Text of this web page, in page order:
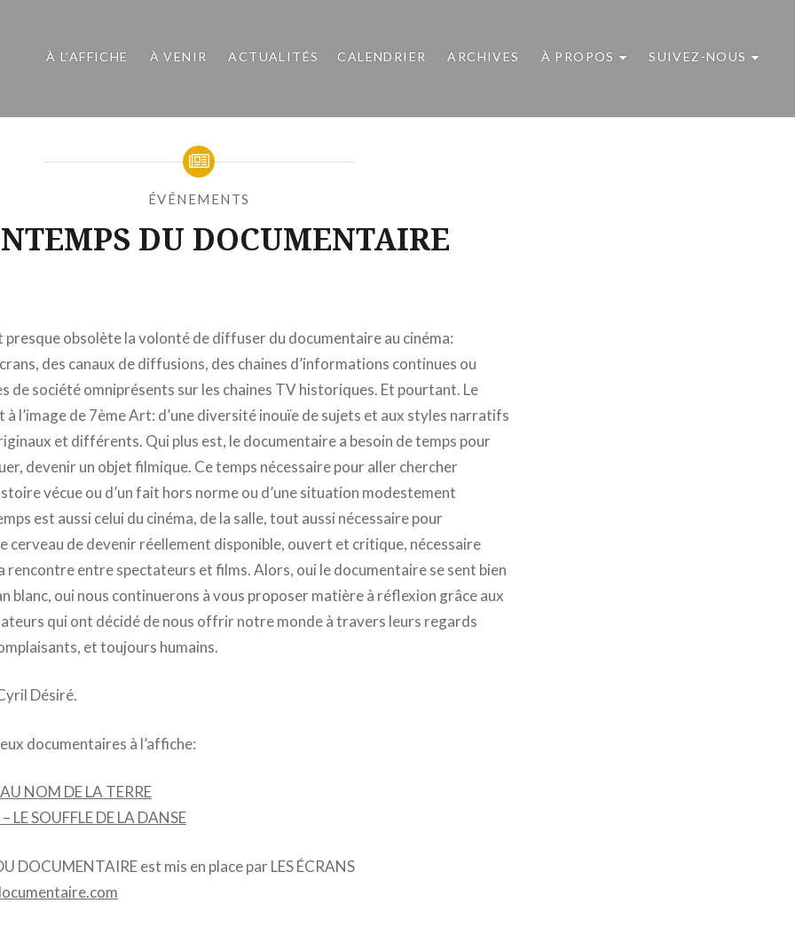
À L’AFFICHE À VENIR ACTUALITÉS CALENDRIER ARCHIVES À PROPOS SUIVEZ-NOUS
ÉVÉNEMENTS
DU DOCUMENTAIRE
MOÏSE
AVRIL
presque obsolète la volonté de diffuser du documentaire au cinéma:
des canaux de diffusions, des chaines d’informations continues ou
de société omniprésents sur les chaines TV historiques. Et pourtant. Le
l’image de 7ème Art: d’une diversité inouïe de sujets et aux styles narratifs
et différents. Qui plus est, le documentaire a besoin de temps pour
devenir un objet filmique. Ce temps nécessaire pour aller chercher
vécue ou d’un fait hors norme ou d’une situation modestement
est aussi celui du cinéma, de la salle, tout aussi nécessaire pour
cerveau de devenir réellement disponible, ouvert et critique, nécessaire
rencontre entre spectateurs et films. Alors, oui le documentaire se sent bien
blanc, oui nous continuerons à vous proposer matière à réflexion grâce aux
qui ont décidé de nous offrir notre monde à travers leurs regards
et toujours humains.
Désiré.
documentaires à l’affiche:
NOM DE LA TERRE
LE SOUFFLE DE LA DANSE
DOCUMENTAIRE est mis en place par LES ÉCRANS